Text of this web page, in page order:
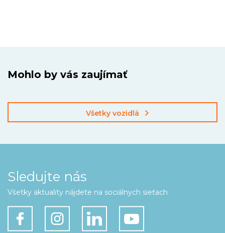
Mohlo by vás zaujímať
Všetky vozidlá
Sledujte nás
Všetky aktuality nájdete na sociálnych sieťach